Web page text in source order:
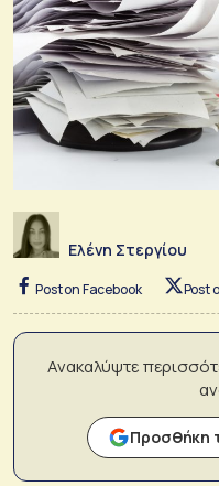
Ελένη Στεργίου
Post on Facebook Post
Ανακαλύψτε
Προσθήκη